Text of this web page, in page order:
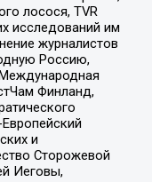
лосося, TVR
исследований им
журналистов
Россию,
Финланд,
и
Сторожевой
Иеговы,